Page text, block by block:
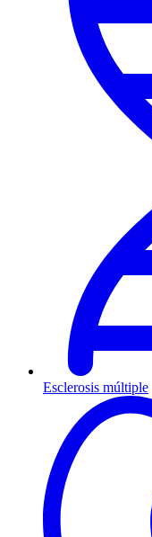
Esclerosis múltiple